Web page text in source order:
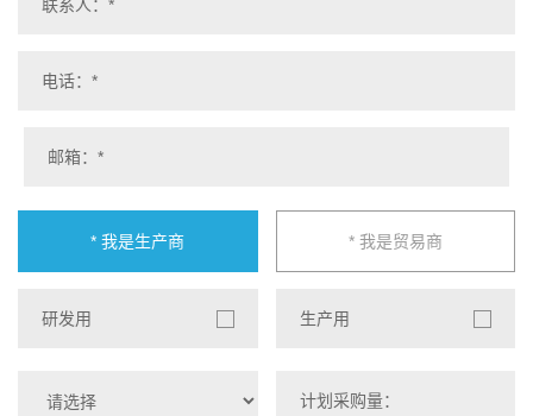
* 我是生产商 * 我是贸易商
研发用 生产用